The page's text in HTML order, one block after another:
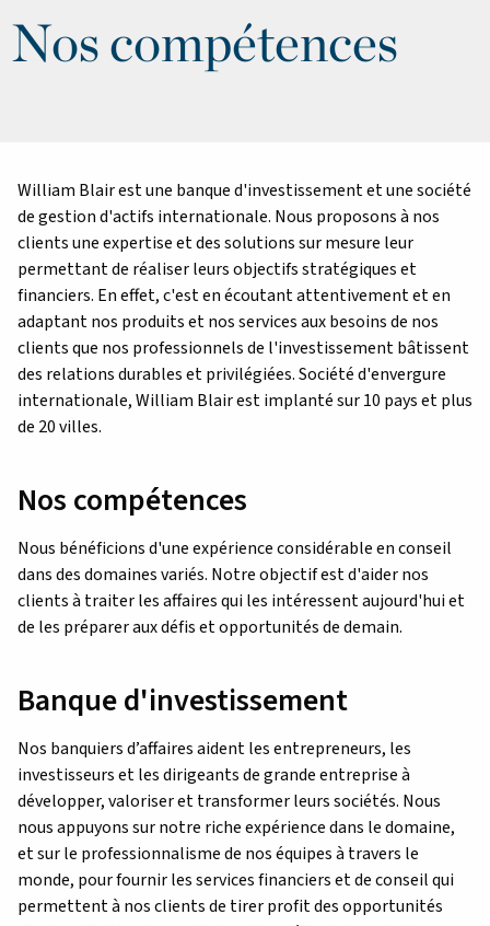
Nos compétences
William Blair est une banque d'investissement et une société
de gestion d'actifs internationale. Nous proposons à nos
clients une expertise et des solutions sur mesure leur
permettant de réaliser leurs objectifs stratégiques et
financiers. En effet, c'est en écoutant attentivement et en
adaptant nos produits et nos services aux besoins de nos
clients que nos professionnels de l'investissement bâtissent
des relations durables et privilégiées. Société d'envergure
internationale, William Blair est implanté sur 10 pays et plus
de 20 villes.
Nos compétences
Nous bénéficions d'une expérience considérable en conseil
dans des domaines variés. Notre objectif est d'aider nos
clients à traiter les affaires qui les intéressent aujourd'hui et
de les préparer aux défis et opportunités de demain.
Banque d'investissement
Nos banquiers d’affaires aident les entrepreneurs, les
investisseurs et les dirigeants de grande entreprise à
développer, valoriser et transformer leurs sociétés. Nous
nous appuyons sur notre riche expérience dans le domaine,
et sur le professionnalisme de nos équipes à travers le
monde, pour fournir les services financiers et de conseil qui
permettent à nos clients de tirer profit des opportunités